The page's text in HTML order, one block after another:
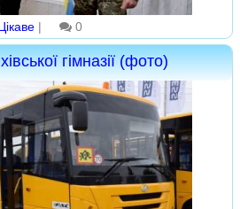
| 0
гімназії (фото)